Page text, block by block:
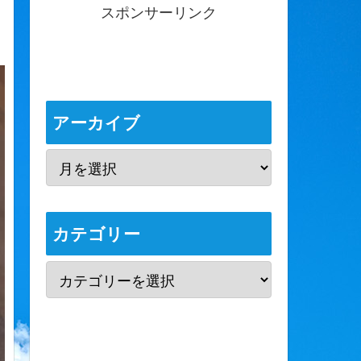
スポンサーリンク
アーカイブ
カテゴリー